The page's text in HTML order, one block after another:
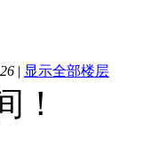
| 显示全部楼层
！